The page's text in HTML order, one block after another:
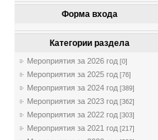
Форма входа
Категории раздела
Мероприятия за 2026 год [0]
Мероприятия за 2025 год [76]
Мероприятия за 2024 год [389]
Мероприятия за 2023 год [362]
Мероприятия за 2022 год [303]
Мероприятия за 2021 год [217]